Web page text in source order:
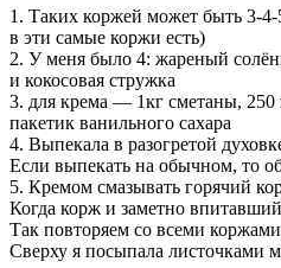
1. Таких коржей может быть 3-4-
в эти самые коржи есть)
2. У меня было 4: жареный
и кокосовая стружка
3. для крема — 1кг сметаны, 250
пакетик ванильного сахара
4. Выпекала в разогретой
Если выпекать на обычном, то
5. Кремом смазывать горячий
Когда корж и заметно
Так повторяем со всеми
Сверху я посыпала листочками